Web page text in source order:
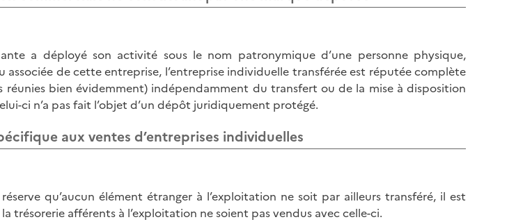
a déployé son activité sous le nom patronymique d’une personne physique,
de cette entreprise, l’entreprise individuelle transférée est réputée complète
bien évidemment) indépendamment du transfert ou de la mise à disposition
ci n’a pas fait l’objet d’un dépôt juridiquement protégé.
aux ventes d’entreprises individuelles
qu’aucun élément étranger à l’exploitation ne soit par ailleurs transféré, il est
trésorerie afférents à l’exploitation ne soient pas vendus avec celle-ci.